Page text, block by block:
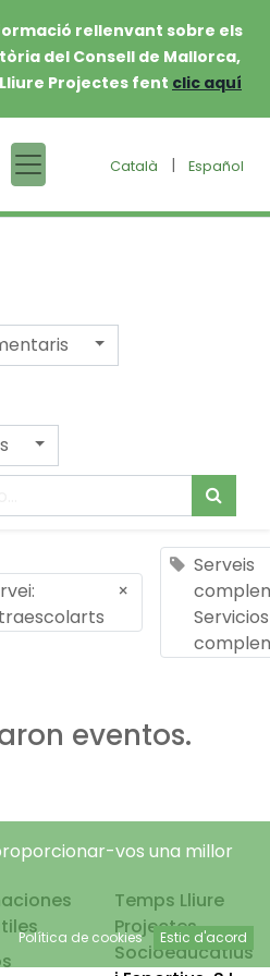
rellenvant sobre els
del Consell de Mallorca,
Projectes fent clic aquí
Català | Español
×
Serveis
Servicios
eventos.
Temps Lliure
Projectes
Socioeducatius
vos una millor
Política de cookies Estic d'acord